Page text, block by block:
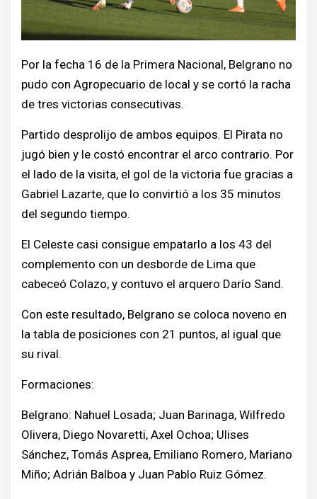
Por la fecha 16 de la Primera Nacional, Belgrano no
pudo con Agropecuario de local y se cortó la racha
de tres victorias consecutivas.
Partido desprolijo de ambos equipos. El Pirata no
jugó bien y le costó encontrar el arco contrario. Por
el lado de la visita, el gol de la victoria fue gracias a
Gabriel Lazarte, que lo convirtió a los 35 minutos
del segundo tiempo.
El Celeste casi consigue empatarlo a los 43 del
complemento con un desborde de Lima que
cabeceó Colazo, y contuvo el arquero Darío Sand.
Con este resultado, Belgrano se coloca noveno en
la tabla de posiciones con 21 puntos, al igual que
su rival.
Formaciones:
Belgrano: Nahuel Losada; Juan Barinaga, Wilfredo
Olivera, Diego Novaretti, Axel Ochoa; Ulises
Sánchez, Tomás Asprea, Emiliano Romero, Mariano
Miño; Adrián Balboa y Juan Pablo Ruiz Gómez.